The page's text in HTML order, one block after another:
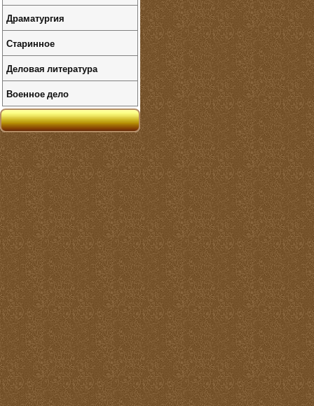
Драматургия
Старинное
Деловая литература
Военное дело